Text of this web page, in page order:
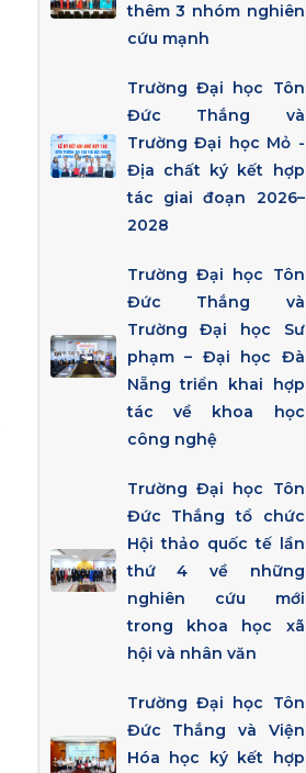
thêm 3 nhóm nghiên
cứu mạnh
Trường Đại học Tôn
Đức Thắng và
Trường Đại học Mỏ -
Địa chất ký kết hợp
tác giai đoạn 2026–
2028
Trường Đại học Tôn
Đức Thắng và
Trường Đại học Sư
phạm – Đại học Đà
Nẵng triển khai hợp
tác về khoa học
công nghệ
Trường Đại học Tôn
Đức Thắng tổ chức
Hội thảo quốc tế lần
thứ 4 về những
nghiên cứu mới
trong khoa học xã
hội và nhân văn
Trường Đại học Tôn
Đức Thắng và Viện
Hóa học ký kết hợp